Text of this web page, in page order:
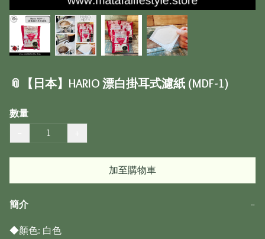
📎【日本】HARIO 漂白掛耳式濾紙 (MDF-1)
數量
加至購物車
簡介 −
◆顏色: 白色